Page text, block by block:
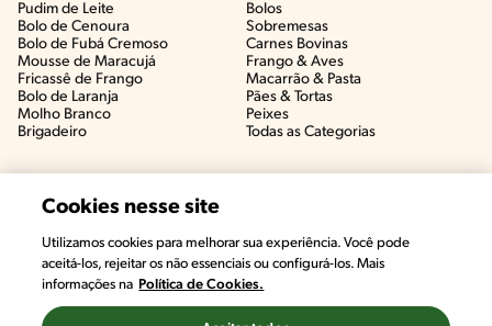
Pudim de Leite
Bolo de Cenoura
Bolo de Fubá Cremoso
Mousse de Maracujá
Fricassê de Frango
Bolo de Laranja
Molho Branco
Brigadeiro
Bolos
Sobremesas
Carnes Bovinas​
Frango & Aves​
Macarrão & Pasta​
Pães & Tortas​
Peixes
Todas as Categorias
Cookies nesse site
Utilizamos cookies para melhorar sua experiência. Você pode
aceitá-los, rejeitar os não essenciais ou configurá-los. Mais
informações na Política de Cookies.